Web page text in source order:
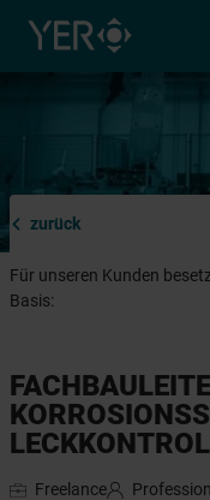
Typ auswählen
zurück
Für unseren Kunden
Basis:
Freelance